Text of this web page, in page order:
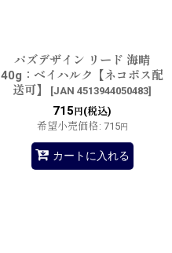
パズデザイン リード 海晴
40g：ベイハルク【ネコポス配
送可】
[JAN 4513944050483]
715 円(税込)
希望小売価格: 715円
カートに入れる